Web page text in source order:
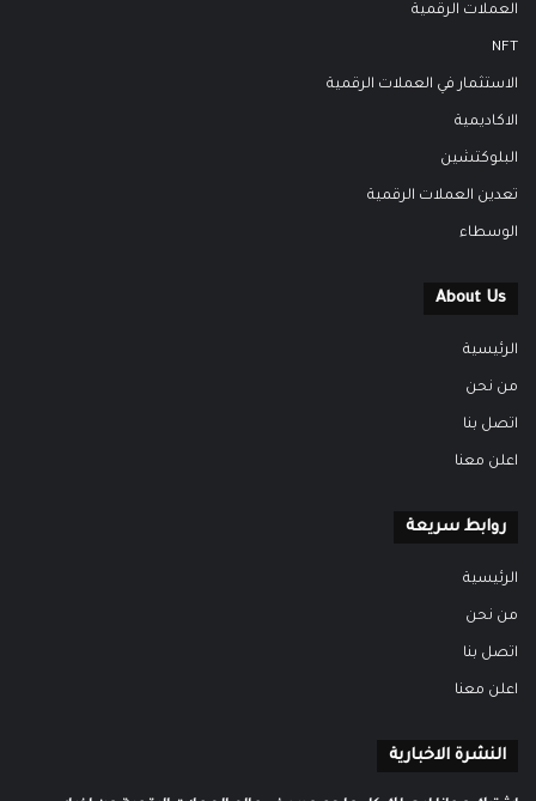
العملات الرقمية
NFT
الاستثمار في العملات الرقمية
الاكاديمية
البلوكتشين
تعدين العملات الرقمية
الوسطاء
About Us
الرئيسية
من نحن
اتصل بنا
اعلن معنا
روابط سريعة
الرئيسية
من نحن
اتصل بنا
اعلن معنا
النشرة الاخبارية